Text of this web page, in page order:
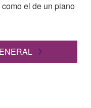
el de un piano